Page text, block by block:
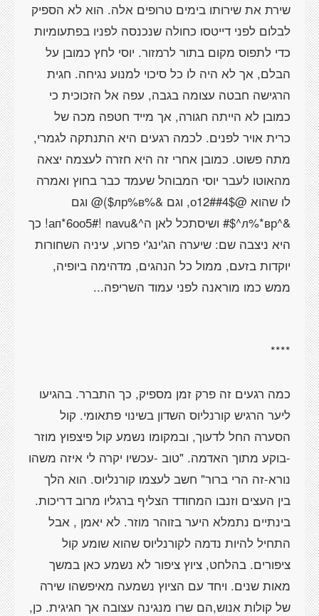
שירת את שירותו בימים טרופים אלה. הוא לא הספיק
לבלום לפני דייטסו כחולה שנכנסה לפניו בפתעומיות
כדי לתפוס מקום בתור לרמזור. יוסי לחץ כמובן על
הבלם, אך לא היה לו כל סיכוי למנוע נגיחה. חגית
הרגישה חבטה עצומה בגבה, עפה אל הזכוכית כי
כמובן לא הייתה חגורה, אך מייד חטפה מכה של
כרית אויר לפנים. לכמה רגעים היא התנתקה לגמרי,
מתה פשוט. כמובן אחרי זה היא חזרה לעצמה יצאה
מהאוטו לעבר יוסי המבוהל שעמד כבר בחוץ ואמרה
לו שהוא @о12##4$, וגם &%лр%в$)@ וגם
&^л%*вр^$# ושיסתכל לאן ה^&ап*6оо5#! navu! כך
היא ניצבה שם: שיערה הג'ינג'י פרוע, עיניה השחורות
יוקדות בזעם, ממול כל הנהגים, מדהימה ביופיה,
כמה רגעים זה פרק זמן מספיק, כך התברר. בהגיעו
ליער הרגיש קורנליוס השדון בשינוי פתאומי. קול
הסערה החל לדעוך, ובמקומו נשמע קול פיצפוץ מוזר
-בוקע מתוך האדמה. "טוב -עכשיו יקרה לי איזה משהו
נורא-זה הרי ברור" חשב לעצמו קורנליוס. הוא הלך
בין העצים וזנבו המחודד הצליף ברגליו מרוב דריכות.
בינתיים נתמלא היער בזוהר מוזר. לא יאמן , אבל
התחיל להיות נדמה לקורנליוס שהוא שומע קול
ציפורים. בהלחט, ציוץ ציפור לא נשמע כאן במשך
מאות שנים. ויחד עם הציוץ נשמעה מאיפשהו שירה
של קולות אנוש,הם שרו מנגינה עצובה אך חגיגית. כן,